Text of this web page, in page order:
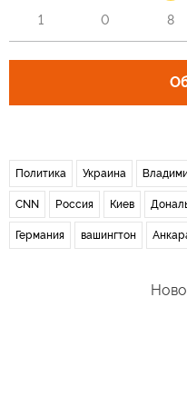
1 0 8
Политика Украина
CNN Россия Киев
Германия вашингтон